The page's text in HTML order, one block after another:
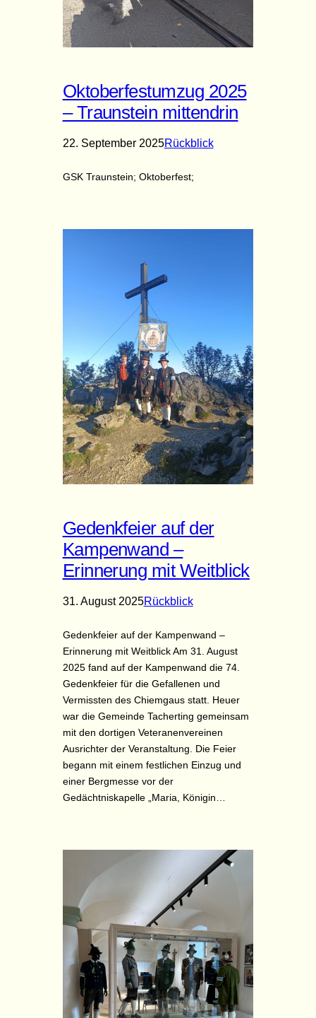
Oktoberfestumzug 2025
– Traunstein mittendrin
22. September 2025Rückblick
GSK Traunstein; Oktoberfest;
Gedenkfeier auf der
Kampenwand –
Erinnerung mit Weitblick
31. August 2025Rückblick
Gedenkfeier auf der Kampenwand –
Erinnerung mit Weitblick Am 31. August
2025 fand auf der Kampenwand die 74.
Gedenkfeier für die Gefallenen und
Vermissten des Chiemgaus statt. Heuer
war die Gemeinde Tacherting gemeinsam
mit den dortigen Veteranenvereinen
Ausrichter der Veranstaltung. Die Feier
begann mit einem festlichen Einzug und
einer Bergmesse vor der
Gedächtniskapelle „Maria, Königin…